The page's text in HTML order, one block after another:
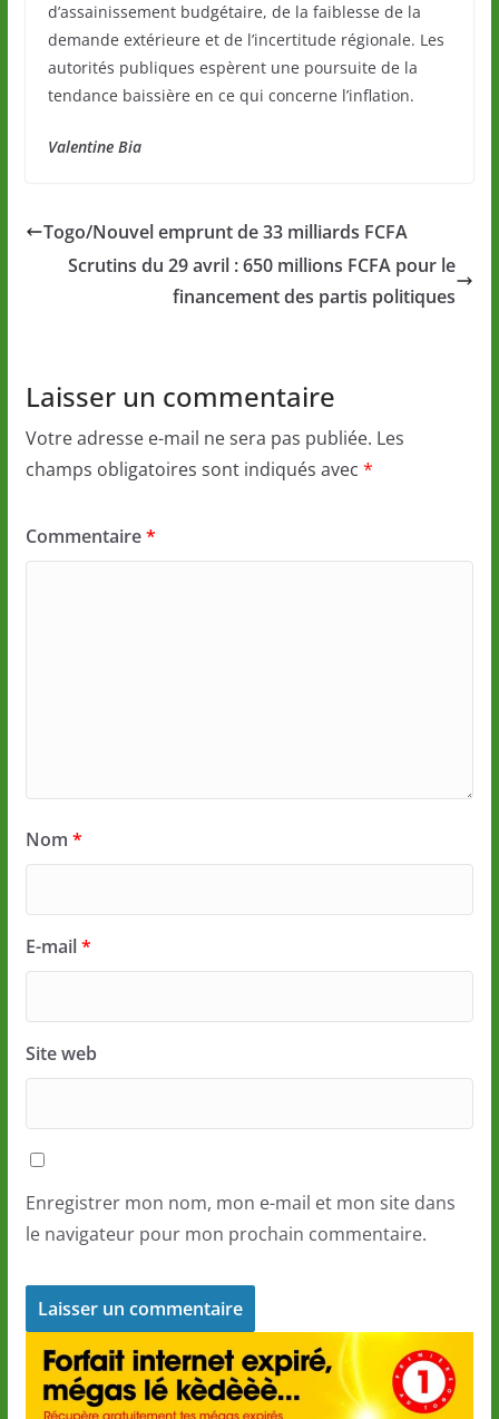
d’assainissement budgétaire, de la faiblesse de la
demande extérieure et de l’incertitude régionale. Les
autorités publiques espèrent une poursuite de la
tendance baissière en ce qui concerne l’inflation.
Valentine Bia
Togo/Nouvel emprunt de 33 milliards FCFA
Scrutins du 29 avril : 650 millions FCFA pour le
financement des partis politiques
Laisser un commentaire
Votre adresse e-mail ne sera pas publiée. Les
champs obligatoires sont indiqués avec *
Commentaire*
Nom *
E-mail*
Site web
Enregistrer mon nom, mon e-mail et mon site dans
le navigateur pour mon prochain commentaire.